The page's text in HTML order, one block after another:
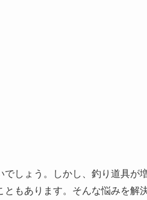
しょう。しかし、釣り道具が
もあります。そんな悩みを解